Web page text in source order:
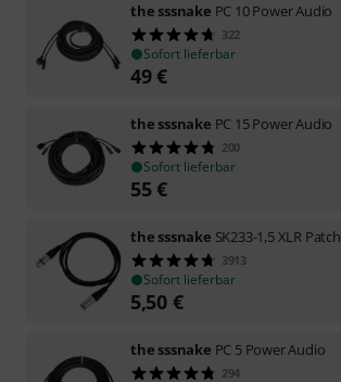
the sssnake PC 10 Power Audio
322
Sofort lieferbar
49€
the sssnake PC 15 Power Audio
200
Sofort lieferbar
55€
the sssnake SK233-1,5 XLR Patch
3913
Sofort lieferbar
5,50 €
the sssnake PC 5 Power Audio
294